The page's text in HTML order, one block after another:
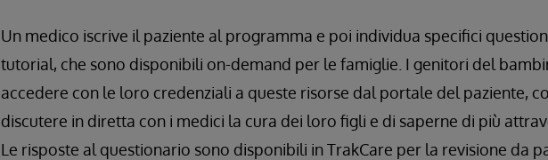
Un medico iscrive il paziente al programma e poi individua specifici
tutorial, che sono disponibili on-demand per le famiglie. I genitori del
accedere con le loro credenziali a queste risorse dal portale del paziente,
discutere in diretta con i medici la cura dei loro figli e di saperne di più
Le risposte al questionario sono disponibili in TrakCare per la revisione da